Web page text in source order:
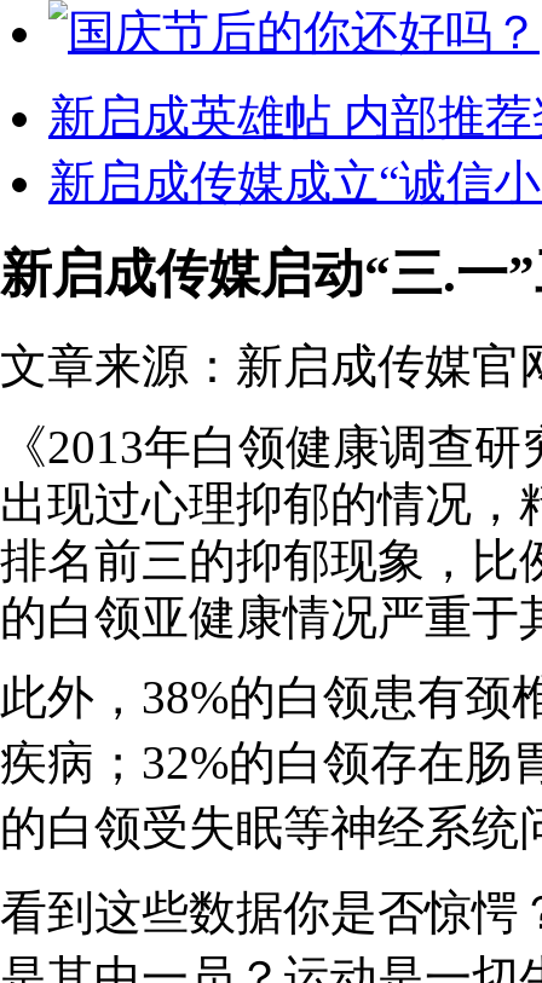
新启成英雄帖 内部推
新启成传媒成立“诚信
新启成传媒启动“三.一
文章来源：新启成传媒
《2013年白领健康调查
出现过心理抑郁的情况
排名前三的抑郁现象，比
的白领亚健康情况严重于
此外，38%的白领患有颈
疾病；32%的白领存在肠
的白领受失眠等神经系统
看到这些数据你是否惊愕